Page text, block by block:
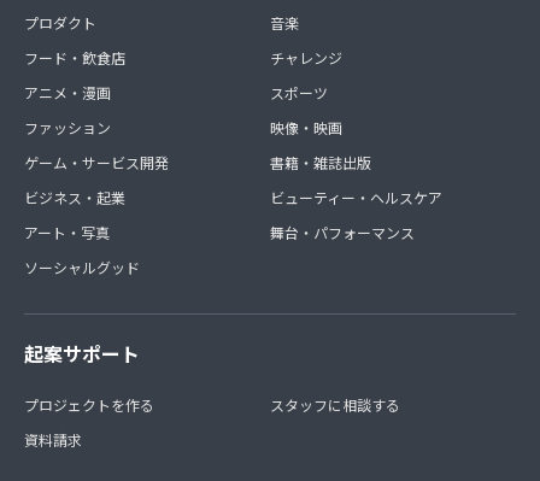
プロダクト
フード・飲食店
アニメ・漫画
ファッション
ゲーム・サービス開発
ビジネス・起業
アート・写真
ソーシャルグッド
音楽
チャレンジ
スポーツ
映像・映画
書籍・雑誌出版
ビューティー・ヘルスケア
舞台・パフォーマンス
起案サポート
プロジェクトを作る
資料請求
スタッフに相談する